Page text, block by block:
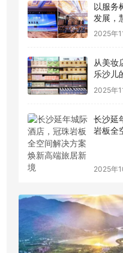
以服务
发展，
践定义
2025年
从美妆
乐沙儿
2025年
长沙延
岩板全
2025年